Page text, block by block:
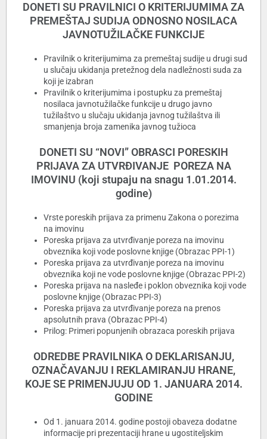
DONETI SU PRAVILNICI O KRITERIJUMIMA ZA
PREMEŠTAJ SUDIJA ODNOSNO NOSILACA
JAVNOTUŽILAČKE FUNKCIJE
Pravilnik o kriterijumima za premeštaj sudije u drugi sud
u slučaju ukidanja pretežnog dela nadležnosti suda za
koji je izabran
Pravilnik o kriterijumima i postupku za premeštaj
nosilaca javnotužilačke funkcije u drugo javno
tužilaštvo u slučaju ukidanja javnog tužilaštva ili
smanjenja broja zamenika javnog tužioca
DONETI SU “NOVI” OBRASCI PORESKIH
PRIJAVA ZA UTVRĐIVANJE POREZA NA
IMOVINU (koji stupaju na snagu 1.01.2014.
godine)
Vrste poreskih prijava za primenu Zakona o porezima
na imovinu
Poreska prijava za utvrđivanje poreza na imovinu
obveznika koji vode poslovne knjige (Obrazac PPI-1)
Poreska prijava za utvrđivanje poreza na imovinu
obveznika koji ne vode poslovne knjige (Obrazac PPI-2)
Poreska prijava na nasleđe i poklon obveznika koji vode
poslovne knjige (Obrazac PPI-3)
Poreska prijava za utvrđivanje poreza na prenos
apsolutnih prava (Obrazac PPI-4)
Prilog: Primeri popunjenih obrazaca poreskih prijava
ODREDBE PRAVILNIKA O DEKLARISANJU,
OZNAČAVANJU I REKLAMIRANJU HRANE,
KOJE SE PRIMENJUJU OD 1. JANUARA 2014.
GODINE
Od 1. januara 2014. godine postoji obaveza dodatne
informacije pri prezentaciji hrane u ugostiteljskim